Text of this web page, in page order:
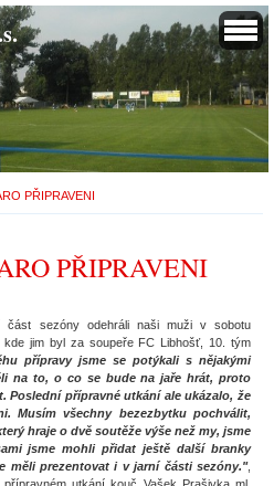
PŘIPRAVENI
PŘIPRAVENI
část sezóny odehráli naši muži v sobotu
kde jim byl za soupeře FC Libhošť, 10. tým
přípravy jsme se potýkali s nějakými
na to, o co se bude na jaře hrát, proto
Poslední přípravné utkání ale ukázalo, že
Musím všechny bezezbytku pochválit,
hraje o dvě soutěže výše než my, jsme
jsme mohli přidat ještě další branky
měli prezentovat i v jarní části sezóny.",